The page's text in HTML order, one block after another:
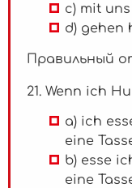
c) mit
d) gehen
Правильный
21. Wenn ich
a) ich
eine
b) esse
eine